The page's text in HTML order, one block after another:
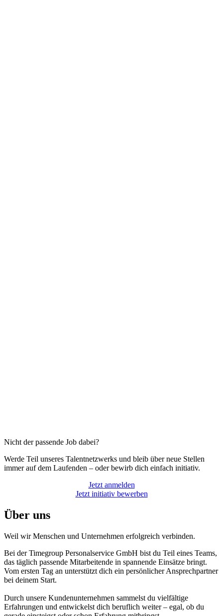
Nicht der passende Job dabei?
Werde Teil unseres Talentnetzwerks und bleib über neue Stellen
immer auf dem Laufenden – oder bewirb dich einfach initiativ.
Jetzt anmelden
Jetzt initiativ bewerben
Über uns
Weil wir Menschen und Unternehmen erfolgreich verbinden.
Bei der Timegroup Personalservice GmbH bist du Teil eines Teams,
das täglich passende Mitarbeitende in spannende Einsätze bringt.
Vom ersten Tag an unterstützt dich ein persönlicher Ansprechpartner
bei deinem Start.
Durch unsere Kundenunternehmen sammelst du vielfältige
Erfahrungen und entwickelst dich beruflich weiter – egal, ob du